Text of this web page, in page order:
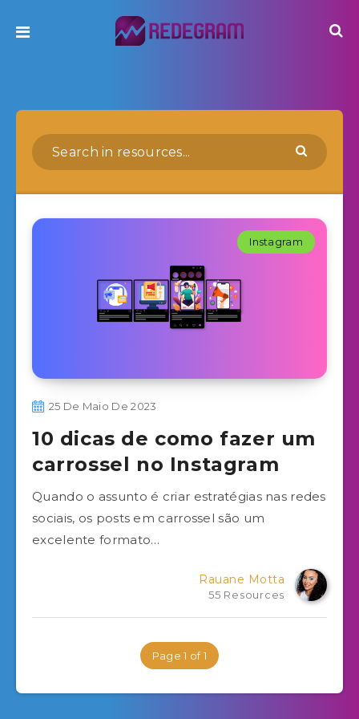
Instagram
25 De Maio De 2023
10 dicas de como fazer um
carrossel no Instagram
Quando o assunto é criar estratégias nas redes
sociais, os posts em carrossel são um
excelente formato…
Rauane Motta
55 Resources
Page 1 of 1